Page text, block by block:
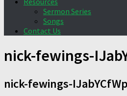
Sermon Series
Songs
Contact Us
nick-fewings-
nick-fewings-